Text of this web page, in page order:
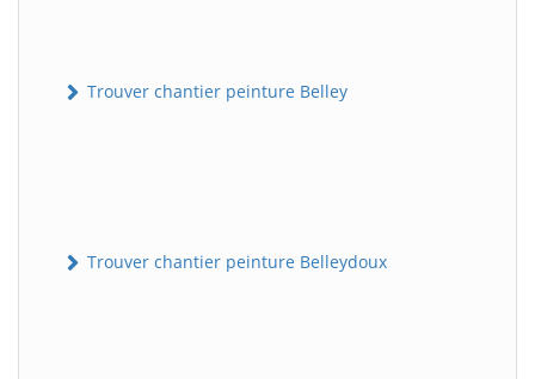
Trouver chantier peinture Belley
Trouver chantier peinture Belleydoux